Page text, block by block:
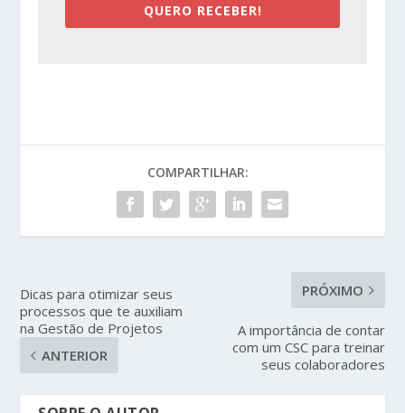
QUERO RECEBER!
COMPARTILHAR:
Dicas para otimizar seus
processos que te auxiliam
na Gestão de Projetos
ANTERIOR
PRÓXIMO
A importância de contar
com um CSC para treinar
seus colaboradores